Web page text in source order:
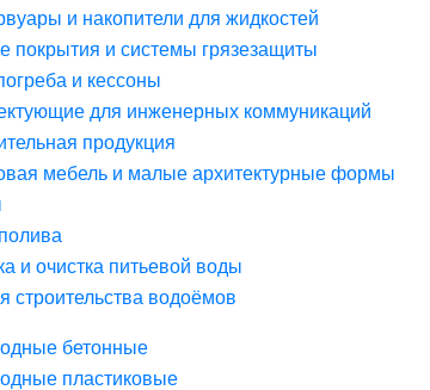
и накопители для жидкостей
покрытия и системы грязезащиты
и кессоны
для инженерных коммуникаций
продукция
мебель и малые архитектурные формы
и очистка питьевой воды
строительства водоёмов
бетонные
пластиковые